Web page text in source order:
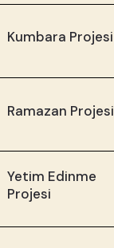
Kumbara Projesi
Ramazan Projesi
Yetim Edinme
Projesi